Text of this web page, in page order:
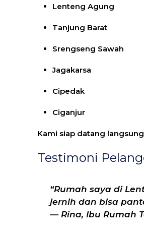
Lenteng Agung
Tanjung Barat
Srengseng Sawah
Jagakarsa
Cipedak
Ciganjur
Kami siap datang
Testimoni
“Rumah saya di
jernih dan bisa
—Rina, Ibu Rumah